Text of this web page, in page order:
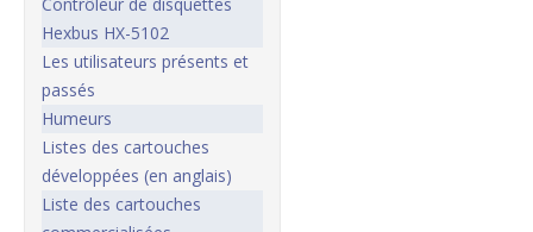
Contrôleur de disquettes
Hexbus HX-5102
Les utilisateurs présents et
passés
Humeurs
Listes des cartouches
développées (en anglais)
Liste des cartouches